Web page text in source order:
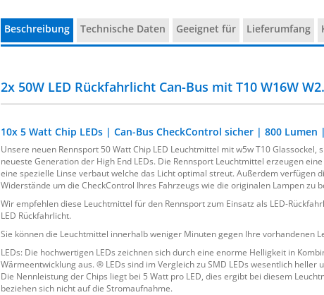
Beschreibung Technische Daten Geeignet für Lieferumfang
2x 50W LED Rückfahrlicht Can-Bus mit T10 W16W
10x 5 Watt Chip LEDs | Can-Bus CheckControl sicher | 800 Lumen
Unsere neuen Rennsport 50 Watt Chip LED Leuchtmittel mit w5w T10 Glassockel,
neueste Generation der High End LEDs. Die Rennsport Leuchtmittel erzeugen
eine spezielle Linse verbaut welche das Licht optimal streut. Außerdem verfügen
Widerstände um die CheckControl Ihres Fahrzeugs wie die originalen Lampen zu
Wir empfehlen diese Leuchtmittel für den Rennsport zum Einsatz als LED-
LED Rückfahrlicht.
Sie können die Leuchtmittel innerhalb weniger Minuten gegen Ihre vorhandenen
LEDs: Die hochwertigen LEDs zeichnen sich durch eine enorme Helligkeit in
Wärmeentwicklung aus. ® LEDs sind im Vergleich zu SMD LEDs wesentlich
Die Nennleistung der Chips liegt bei 5 Watt pro LED, dies ergibt bei diesem
beziehen sich nicht auf die Stromaufnahme.